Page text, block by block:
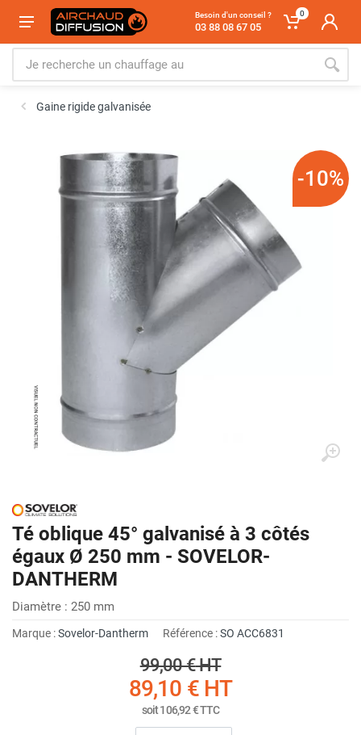
Besoin d'un conseil ?
03 88 08 67 05
0
Gaine rigide galvanisée
-10%
Té oblique 45° galvanisé à 3 côtés
égaux Ø 250 mm - SOVELOR-
DANTHERM
Diamètre : 250 mm
Marque :Sovelor-Dantherm Référence :SO ACC6831
99,00 €HT
89,10 €HT
soit106,92 €TTC